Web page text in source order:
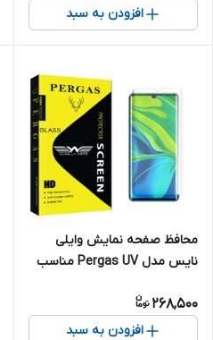
افزودن به سبد
محافظ صفحه نمایش وایلی
نایس مدل Pergas UV مناسب
note 10/10 pro
268,500
افزودن به سبد